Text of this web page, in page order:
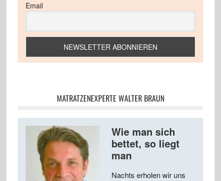
Email
MATRATZENEXPERTE WALTER BRAUN
Wie man sich
bettet, so liegt
man
Nachts erholen wir uns